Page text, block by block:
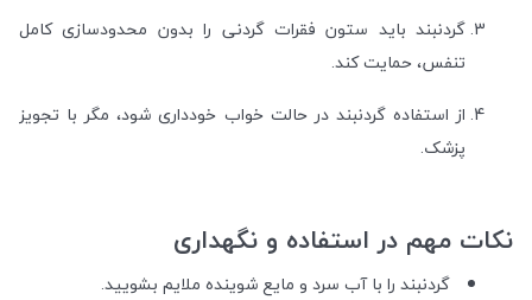
گردنبند باید ستون فقرات گردنی را بدون محدودسازی کامل
تنفس، حمایت کند.
از استفاده گردنبند در حالت خواب خودداری شود، مگر با تجویز
پزشک.
نکات مهم در استفاده و نگهداری
گردنبند را با آب سرد و مایع شوینده ملایم بشویید.